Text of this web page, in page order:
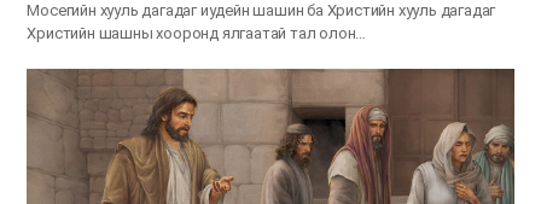
Мосегийн хууль дагадаг иудейн шашин ба Христийн хууль дагадаг
Христийн шашны хооронд ялгаатай тал олон…